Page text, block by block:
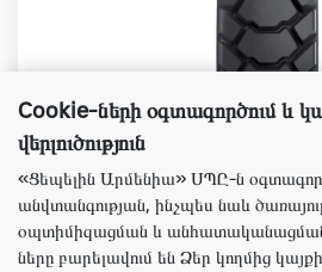
Անվադող Ascenso 18.4-26
Cookie-ների օգտագործում և
վերլուծություն
«Ցեպելին Արմենիա» ՍՊԸ-ն
անվտանգության, ինչպես նաև
օպտիմիզացման և
ները բարելավում են Ձեր կողմից